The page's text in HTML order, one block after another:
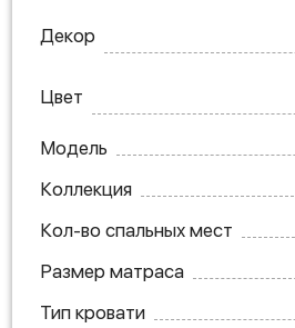
Декор
Цвет
Модель
Коллекция
Кол-во спальных мест
Размер матраса
Тип кровати